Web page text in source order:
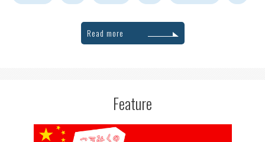
Read more
Feature